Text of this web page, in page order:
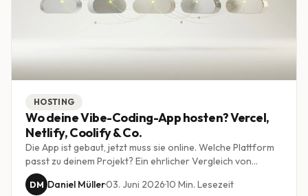
HOSTING
Wo deine Vibe-Coding-App hosten? Vercel,
Netlify, Coolify & Co.
Die App ist gebaut, jetzt muss sie online. Welche Plattform
passt zu deinem Projekt? Ein ehrlicher Vergleich von
Vercel, Netlify, Coolify und Railway für Schweizer KMU,
jenseits der Marketing-Versprechen.
DM Daniel Müller·03. Juni 2026·10 Min. Lesezeit